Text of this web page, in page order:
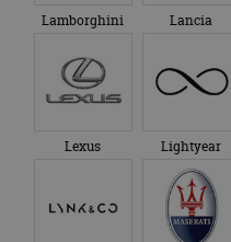
Lamborghini Lancia
Lexus Lightyear